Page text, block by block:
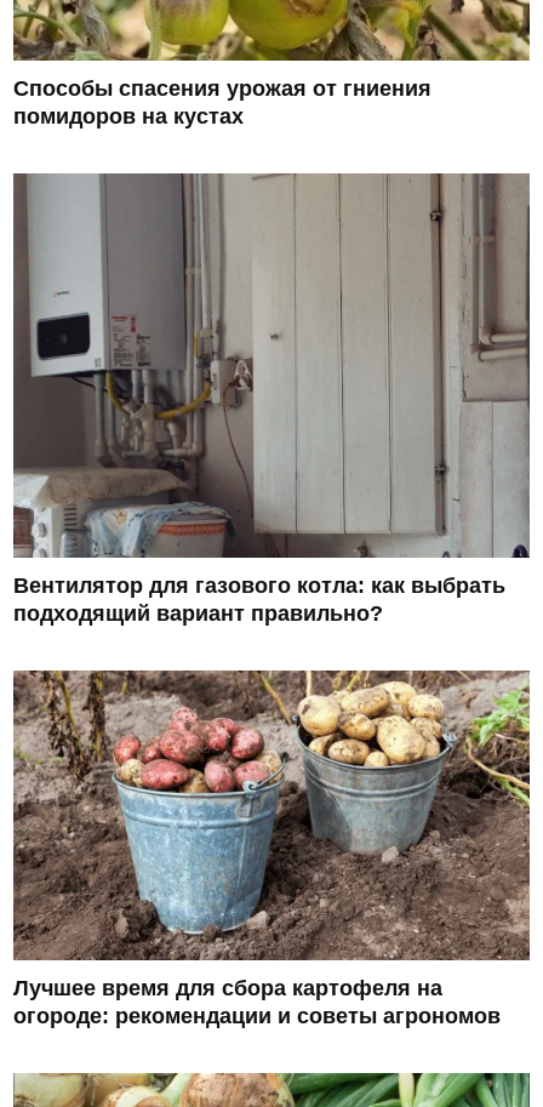
Способы спасения урожая от гниения
помидоров на кустах
Вентилятор для газового котла: как выбрать
подходящий вариант правильно?
Лучшее время для сбора картофеля на
огороде: рекомендации и советы агрономов